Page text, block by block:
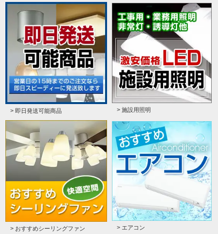
> 即日発送可能商品 > 施設用照明
> おすすめシーリングファン > エアコン